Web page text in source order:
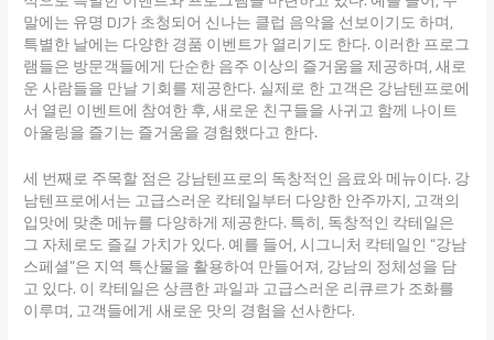
말에는 유명 DJ가 초청되어 신나는 클럽 음악을 선보이기도 하며,
특별한 날에는 다양한 경품 이벤트가 열리기도 한다. 이러한 프로그
램들은 방문객들에게 단순한 음주 이상의 즐거움을 제공하며, 새로
운 사람들을 만날 기회를 제공한다. 실제로 한 고객은 강남텐프로에
서 열린 이벤트에 참여한 후, 새로운 친구들을 사귀고 함께 나이트
아울링을 즐기는 즐거움을 경험했다고 한다.
세 번째로 주목할 점은 강남텐프로의 독창적인 음료와 메뉴이다. 강
남텐프로에서는 고급스러운 칵테일부터 다양한 안주까지, 고객의
입맛에 맞춘 메뉴를 다양하게 제공한다. 특히, 독창적인 칵테일은
그 자체로도 즐길 가치가 있다. 예를 들어, 시그니처 칵테일인 “강남
스페셜”은 지역 특산물을 활용하여 만들어져, 강남의 정체성을 담
고 있다. 이 칵테일은 상큼한 과일과 고급스러운 리큐르가 조화를
이루며, 고객들에게 새로운 맛의 경험을 선사한다.